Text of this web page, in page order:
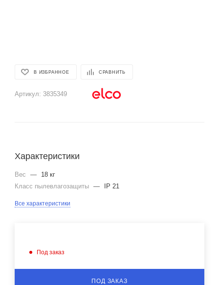
В ИЗБРАННОЕ СРАВНИТЬ
Артикул: 3835349
Характеристики
Вес —
18 кг
Класс пылевлагозащиты — IP 21
Все характеристики
Под заказ
ПОД ЗАКАЗ